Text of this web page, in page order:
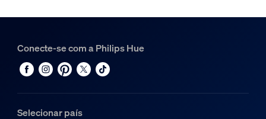
Conecte-se com a Philips Hue
Selecionar país